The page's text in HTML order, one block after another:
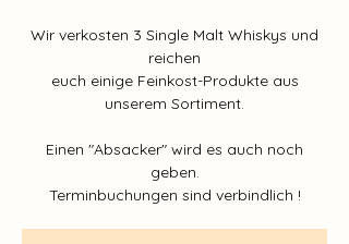
Wir verkosten 3 Single Malt Whiskys und
reichen
euch einige Feinkost-Produkte aus
unserem Sortiment.
Einen "Absacker" wird es auch noch
geben.